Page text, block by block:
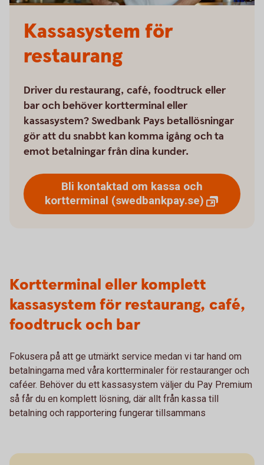
Kassasystem för
restaurang
Driver du restaurang, café, foodtruck eller
bar och behöver kortterminal eller
kassasystem? Swedbank Pays betallösningar
gör att du snabbt kan komma igång och ta
emot betalningar från dina kunder.
Bli kontaktad om kassa och
kortterminal (swedbankpay.se)
Kortterminal eller komplett
kassasystem för restaurang, café,
foodtruck och bar
Fokusera på att ge utmärkt service medan vi tar hand om
betalningarna med våra kortterminaler för restauranger och
caféer. Behöver du ett kassasystem väljer du Pay Premium
så får du en komplett lösning, där allt från kassa till
betalning och rapportering fungerar tillsammans